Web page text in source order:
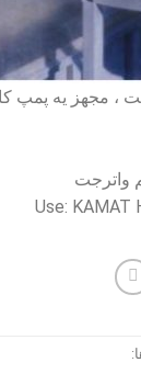
واترجت
Use: KAMAT